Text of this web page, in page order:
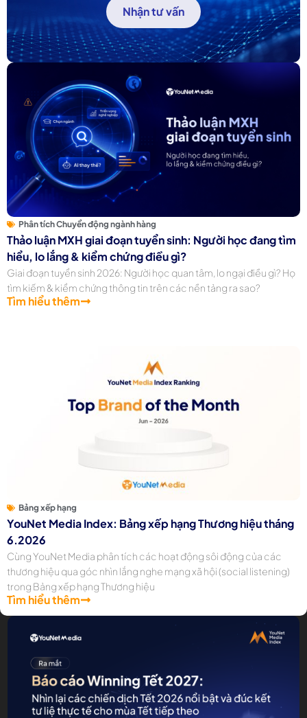
Nhận tư vấn
Phân tích Chuyển động ngành hàng
Thảo luận MXH giai đoạn tuyển sinh: Người học đang tìm
hiểu, lo lắng & kiểm chứng điều gì?
Giai đoạn tuyển sinh 2026: Người học quan tâm, lo ngại điều gì? Họ
tìm kiếm & kiểm chứng thông tin trên các nền tảng ra sao?
Tìm hiểu thêm
Bảng xếp hạng
YouNet Media Index: Bảng xếp hạng Thương hiệu tháng
6.2026
Cùng YouNet Media phân tích các hoạt động sôi động của các
thương hiệu qua góc nhìn lắng nghe mạng xã hội (social listening)
trong Bảng xếp hạng Thương hiệu
Tìm hiểu thêm